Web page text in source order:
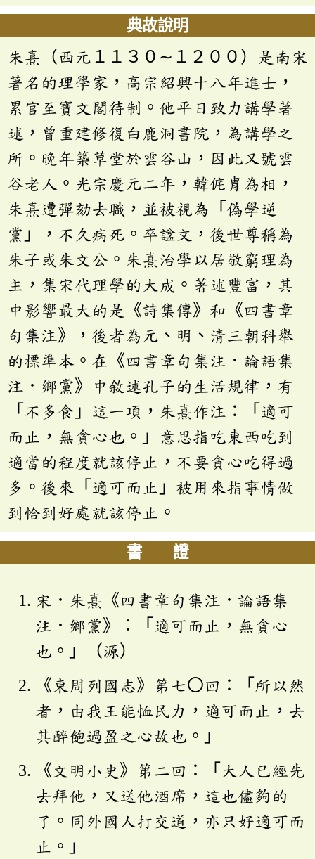
典故說明
朱熹（西元１１３０∼１２００）是南宋
著名的理學家，高宗紹興十八年進士，
累官至寶文閣待制。他平日致力講學著
述，曾重建修復白鹿洞書院，為講學之
所。晚年築草堂於雲谷山，因此又號雲
谷老人。光宗慶元二年，韓侂胄為相，
朱熹遭彈劾去職，並被視為「偽學逆
黨」，不久病死。卒諡文，後世尊稱為
朱子或朱文公。朱熹治學以居敬窮理為
主，集宋代理學的大成。著述豐富，其
中影響最大的是《詩集傳》和《四書章
句集注》，後者為元、明、清三朝科舉
的標準本。在《四書章句集注．論語集
注．鄉黨》中敘述孔子的生活規律，有
「不多食」這一項，朱熹作注：「適可
而止，無貪心也。」意思指吃東西吃到
適當的程度就該停止，不要貪心吃得過
多。後來「適可而止」被用來指事情做
到恰到好處就該停止。
書 證
宋．朱熹《四書章句集注．論語集
注．鄉黨》︰「適可而止，無貪心
也。」（源）
《東周列國志》第七〇回：「所以然
者，由我王能恤民力，適可而止，去
其醉飽過盈之心故也。」
《文明小史》第二回：「大人已經先
去拜他，又送他酒席，這也儘夠的
了。同外國人打交道，亦只好適可而
止。」